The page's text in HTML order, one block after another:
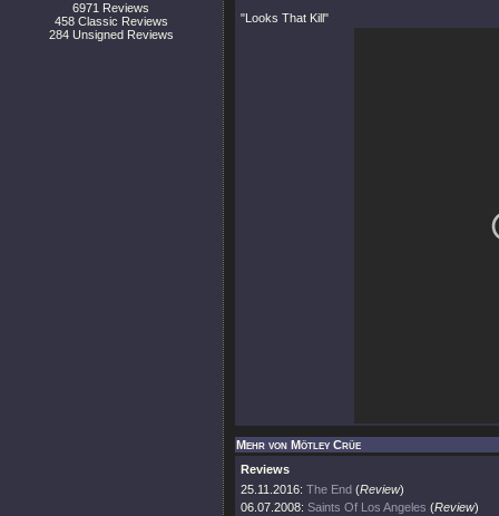
6971 Reviews
458 Classic Reviews
284 Unsigned Reviews
"Looks That Kill"
Mehr von Mötley Crüe
Reviews
25.11.2016: The End (Review)
06.07.2008: Saints Of Los Angeles (Review)